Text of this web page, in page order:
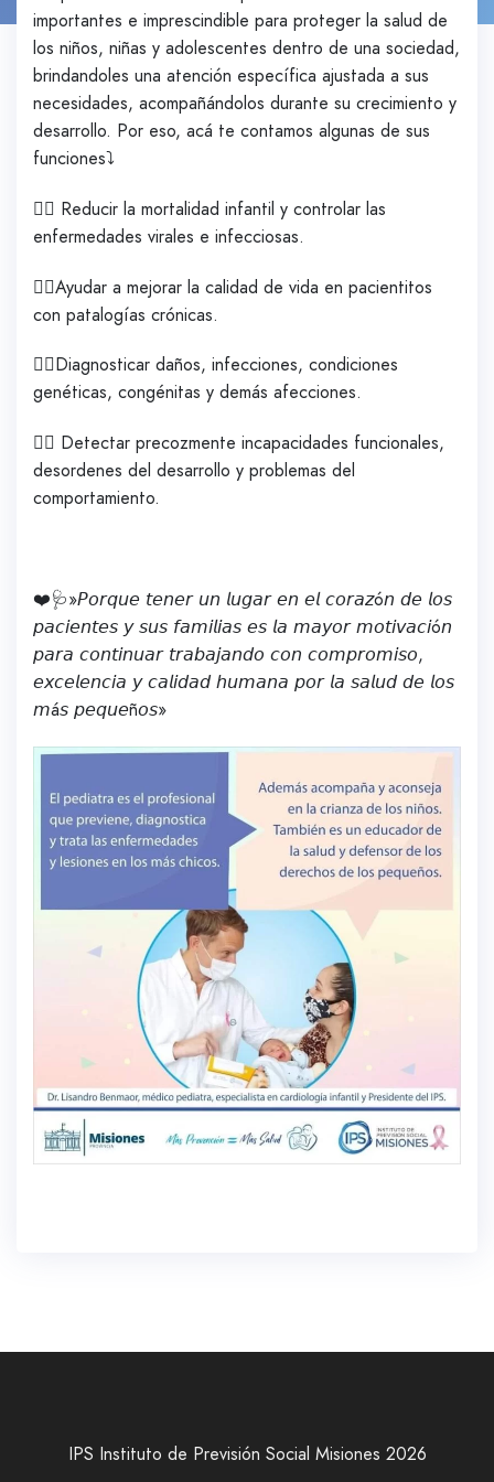
importantes e imprescindible para proteger la salud de
los niños, niñas y adolescentes dentro de una sociedad,
brindandoles una atención específica ajustada a sus
necesidades, acompañándolos durante su crecimiento y
desarrollo. Por eso, acá te contamos algunas de sus
funciones⤵️
👨‍⚕️ Reducir la mortalidad infantil y controlar las
enfermedades virales e infecciosas.
👩‍⚕️Ayudar a mejorar la calidad de vida en pacientitos
con patalogías crónicas.
👨‍⚕️Diagnosticar daños, infecciones, condiciones
genéticas, congénitas y demás afecciones.
👩‍⚕️ Detectar precozmente incapacidades funcionales,
desordenes del desarrollo y problemas del
comportamiento.
❤️🩺»𝘗𝘰𝘳𝘲𝘶𝘦 𝘵𝘦𝘯𝘦𝘳 𝘶𝘯 𝘭𝘶𝘨𝘢𝘳 𝘦𝘯 𝘦𝘭 𝘤𝘰𝘳𝘢𝘻ó𝘯 𝘥𝘦 𝘭𝘰𝘴
𝘱𝘢𝘤𝘪𝘦𝘯𝘵𝘦𝘴 𝘺 𝘴𝘶𝘴 𝘧𝘢𝘮𝘪𝘭𝘪𝘢𝘴 𝘦𝘴 𝘭𝘢 𝘮𝘢𝘺𝘰𝘳 𝘮𝘰𝘵𝘪𝘷𝘢𝘤𝘪ó𝘯
𝘱𝘢𝘳𝘢 𝘤𝘰𝘯𝘵𝘪𝘯𝘶𝘢𝘳 𝘵𝘳𝘢𝘣𝘢𝘫𝘢𝘯𝘥𝘰 𝘤𝘰𝘯 𝘤𝘰𝘮𝘱𝘳𝘰𝘮𝘪𝘴𝘰,
𝘦𝘹𝘤𝘦𝘭𝘦𝘯𝘤𝘪𝘢 𝘺 𝘤𝘢𝘭𝘪𝘥𝘢𝘥 𝘩𝘶𝘮𝘢𝘯𝘢 𝘱𝘰𝘳 𝘭𝘢 𝘴𝘢𝘭𝘶𝘥 𝘥𝘦 𝘭𝘰𝘴
𝘮á𝘴 𝘱𝘦𝘲𝘶𝘦ñ𝘰𝘴»
IPS Instituto de Previsión Social Misiones 2026